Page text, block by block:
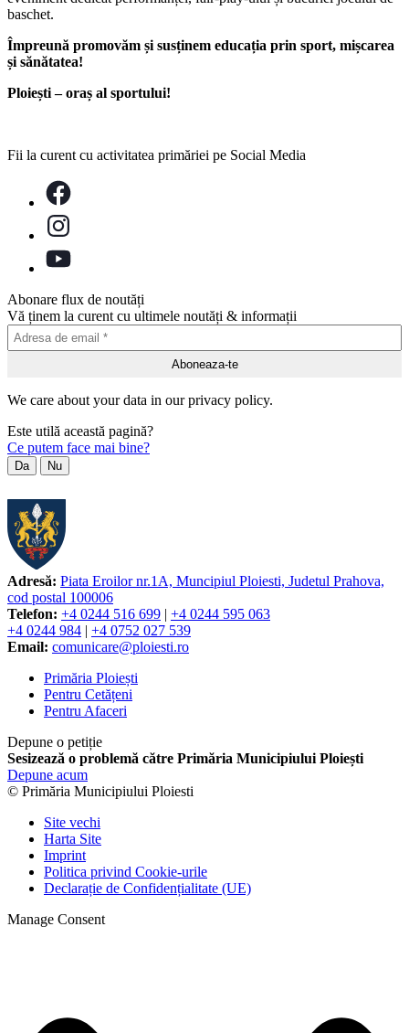
baschet.
Împreună promovăm și susținem educația prin sport, mișcarea
și sănătatea!
Ploiești – oraș al sportului!
Fii la curent cu activitatea primăriei pe Social Media
Abonare flux de noutăți
Vă ținem la curent cu ultimele noutăți & informații
We care about your data in our privacy policy.
Este utilă această pagină?
Ce putem face mai bine?
Da Nu
Adresă: Piata Eroilor nr.1A, Muncipiul Ploiesti, Judetul Prahova,
cod postal 100006
Telefon: +4 0244 516 699
+4 0244 595 063
+4 0244 984
+4 0752 027 539
Email: comunicare@ploiesti.ro
Primăria Ploiești
Pentru Cetățeni
Pentru Afaceri
Depune o petiție
Sesizează o problemă către Primăria Municipiului Ploiești
Depune acum
© Primăria Municipiului Ploiesti
Site vechi
Harta Site
Imprint
Politica privind Cookie-urile
Declarație de Confidențialitate (UE)
Manage Consent